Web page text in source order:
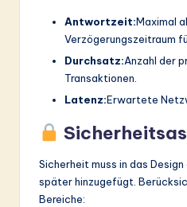
Antwortzeit:Maximal
Verzögerungszeitraum
Durchsatz:Anzahl der
Transaktionen.
Latenz:Erwartete
Sicherheit muss in das
später hinzugefügt.
Bereiche: